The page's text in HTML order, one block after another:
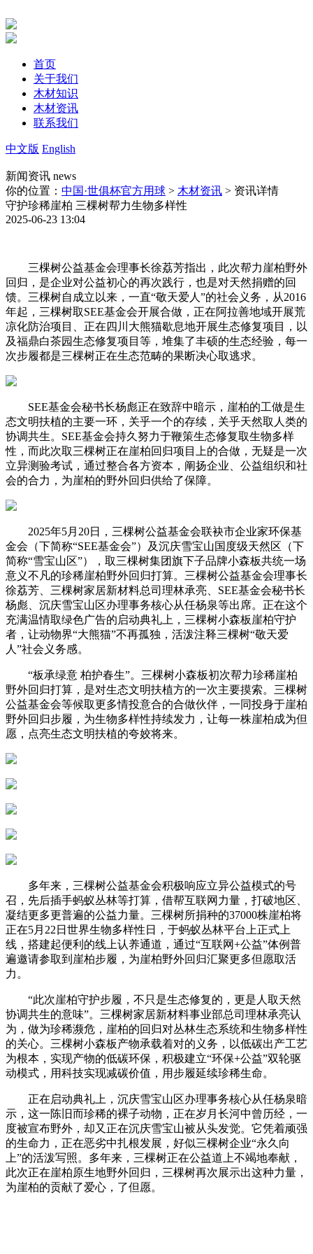
首页
关于我们
木材知识
木材资讯
联系我们
中文版 English
新闻资讯 news
你的位置： 中国·世俱杯官方用球 > 木材资讯 > 资讯详情
守护珍稀崖柏 三棵树帮力生物多样性
2025-06-23 13:04
三棵树公益基金会理事长徐荔芳指出，此次帮力崖柏野外
回归，是企业对公益初心的再次践行，也是对天然捐赠的回
馈。三棵树自成立以来，一直“敬天爱人”的社会义务，从2016
年起，三棵树取SEE基金会开展合做，正在阿拉善地域开展荒
凉化防治项目、正在四川大熊猫歇息地开展生态修复项目，以
及福鼎白茶园生态修复项目等，堆集了丰硕的生态经验，每一
次步履都是三棵树正在生态范畴的果断决心取逃求。
SEE基金会秘书长杨彪正在致辞中暗示，崖柏的工做是生
态文明扶植的主要一环，关乎一个的存续，关乎天然取人类的
协调共生。SEE基金会持久努力于鞭策生态修复取生物多样
性，而此次取三棵树正在崖柏回归项目上的合做，无疑是一次
立异测验考试，通过整合各方资本，阐扬企业、公益组织和社
会的合力，为崖柏的野外回归供给了保障。
2025年5月20日，三棵树公益基金会联袂市企业家环保基
金会（下简称“SEE基金会”）及沉庆雪宝山国度级天然区（下
简称“雪宝山区”），取三棵树集团旗下子品牌小森板共统一场
意义不凡的珍稀崖柏野外回归打算。三棵树公益基金会理事长
徐荔芳、三棵树家居新材料总司理林承亮、SEE基金会秘书长
杨彪、沉庆雪宝山区办理事务核心从任杨泉等出席。正在这个
充满温情取绿色广告的启动典礼上，三棵树小森板崖柏守护
者，让动物界“大熊猫”不再孤独，活泼注释三棵树“敬天爱
人”社会义务感。
“板承绿意 柏护春生”。三棵树小森板初次帮力珍稀崖柏
野外回归打算，是对生态文明扶植方的一次主要摸索。三棵树
公益基金会等候取更多情投意合的合做伙伴，一同投身于崖柏
野外回归步履，为生物多样性持续发力，让每一株崖柏成为但
愿，点亮生态文明扶植的夸姣将来。
多年来，三棵树公益基金会积极响应立异公益模式的号
召，先后插手蚂蚁丛林等打算，借帮互联网力量，打破地区、
凝结更多更普遍的公益力量。三棵树所捐种的37000株崖柏将
正在5月22日世界生物多样性日，于蚂蚁丛林平台上正式上
线，搭建起便利的线上认养通道，通过“互联网+公益”体例普
遍邀请参取到崖柏步履，为崖柏野外回归汇聚更多但愿取活
力。
“此次崖柏守护步履，不只是生态修复的，更是人取天然
协调共生的意味”。三棵树家居新材料事业部总司理林承亮认
为，做为珍稀濒危，崖柏的回归对丛林生态系统和生物多样性
的关心。三棵树小森板产物承载着对的义务，以低碳出产工艺
为根本，实现产物的低碳环保，积极建立“环保+公益”双轮驱
动模式，用科技实现减碳价值，用步履延续珍稀生命。
正在启动典礼上，沉庆雪宝山区办理事务核心从任杨泉暗
示，这一陈旧而珍稀的裸子动物，正在岁月长河中曾历经，一
度被宣布野外，却又正在沉庆雪宝山被从头发觉。它凭着顽强
的生命力，正在恶劣中扎根发展，好似三棵树企业“永久向
上”的活泼写照。多年来，三棵树正在公益道上不竭地奉献，
此次正在崖柏原生地野外回归，三棵树再次展示出这种力量，
为崖柏的贡献了爱心，了但愿。